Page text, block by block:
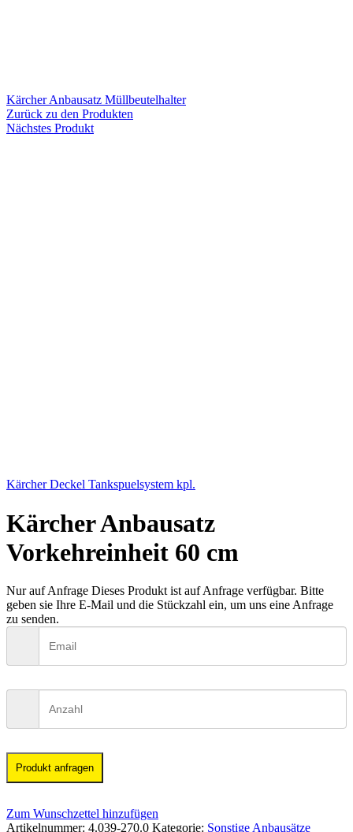
Kärcher Anbausatz Müllbeutelhalter
Zurück zu den Produkten
Nächstes Produkt
Kärcher Deckel Tankspuelsystem kpl.
Kärcher Anbausatz
Vorkehreinheit 60 cm
Nur auf Anfrage Dieses Produkt ist auf Anfrage verfügbar. Bitte
geben sie Ihre E-Mail und die Stückzahl ein, um uns eine Anfrage
zu senden.
Produkt anfragen
Zum Wunschzettel hinzufügen
Artikelnummer: 4.039-270.0 Kategorie: Sonstige Anbausätze